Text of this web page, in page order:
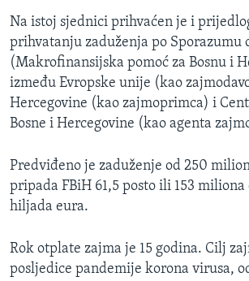
Na istoj sjednici prihvaćen je i
prihvatanju zaduženja po
(Makrofinansijska pomoć za Bosnu i
između Evropske unije (kao
Hercegovine (kao zajmoprimca) i
Bosne i Hercegovine (kao agenta
Predviđeno je zaduženje od 250
pripada FBiH 61,5 posto ili 153 miliona
hiljada eura.
Rok otplate zajma je 15 godina. Cilj
posljedice pandemije korona virusa,